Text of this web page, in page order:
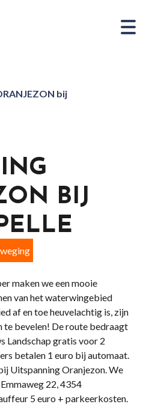
bij
BIJ
maken we een mooie
van het waterwingebied
af en toe heuvelachtig is, zijn
te bevelen! De route bedraagt
Landschap gratis voor 2
betalen 1 euro bij automaat.
Uitspanning Oranjezon. We
22, 4354
5 euro + parkeerkosten.